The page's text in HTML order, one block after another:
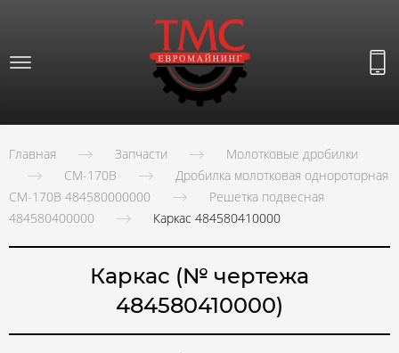
Главная Запчасти
Молотковые дробилки
СМ-170В
Дробилка молотковая однороторная
СМ-170В 484580000000
Решетка подвесная
484580400000
Каркас 484580410000
Каркас (№ чертежа
484580410000)